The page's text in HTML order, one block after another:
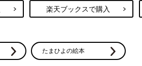
楽天ブックスで購入
たまひよの絵本